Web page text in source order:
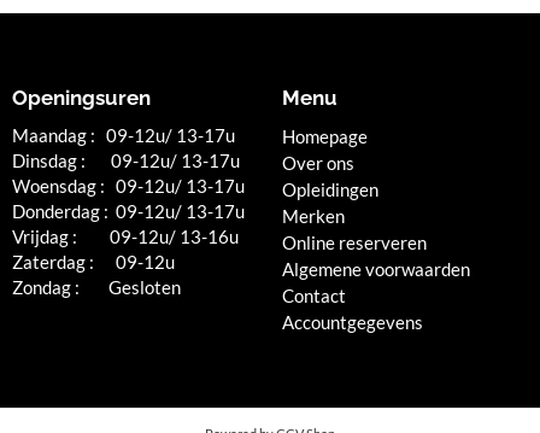
Menu
Homepage
Over ons
Opleidingen
Merken
Online reserveren
Algemene voorwaarden
Contact
Accountgegevens
Openingsuren
Maandag : 09-12u/ 13-17u
Dinsdag : 09-12u/ 13-17u
Woensdag : 09-12u/ 13-17u
Donderdag : 09-12u/ 13-17u
Vrijdag : 09-12u/ 13-16u
Zaterdag : 09-12u
Zondag : Gesloten